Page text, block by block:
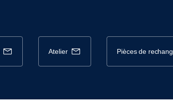
atelier pièces de